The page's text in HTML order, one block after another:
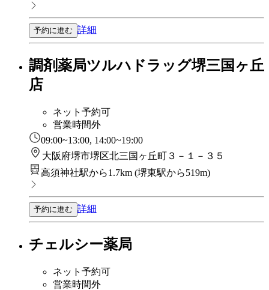
予約に進む 詳細
調剤薬局ツルハドラッグ堺三国ヶ丘
店
ネット予約可
営業時間外
09:00~13:00, 14:00~19:00
大阪府堺市堺区北三国ヶ丘町３－１－３５
高須神社駅から1.7km (堺東駅から519m)
予約に進む 詳細
チェルシー薬局
ネット予約可
営業時間外